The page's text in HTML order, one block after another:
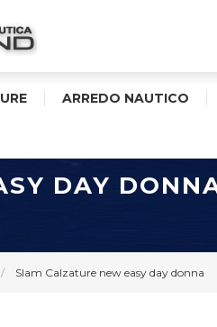
ARREDO NAUTICO
/ Slam Calzature new easy day donna
DAY